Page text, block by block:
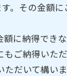
。その金額
に納得でき
ご納得いた
だいて構いま